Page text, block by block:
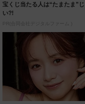
宝くじ当たる人は“たまたま”
い?!
PR(合同会社デジタルファーム )